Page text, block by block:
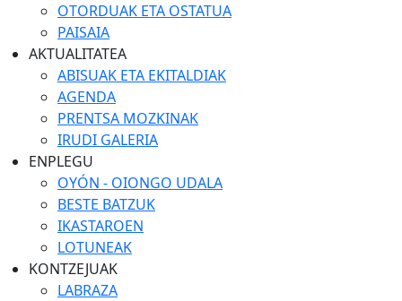
OTORDUAK ETA OSTATUA
PAISAIA
AKTUALITATEA
ABISUAK ETA EKITALDIAK
AGENDA
PRENTSA MOZKINAK
IRUDI GALERIA
ENPLEGU
OYÓN - OIONGO UDALA
BESTE BATZUK
IKASTAROEN
LOTUNEAK
KONTZEJUAK
LABRAZA